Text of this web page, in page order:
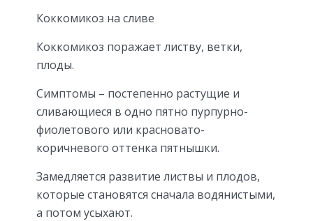
Коккомикоз на сливе
Коккомикоз поражает листву, ветки,
плоды.
Симптомы – постепенно растущие и
сливающиеся в одно пятно пурпурно-
фиолетового или красновато-
коричневого оттенка пятнышки.
Замедляется развитие листвы и плодов,
которые становятся сначала водянистыми,
а потом усыхают.